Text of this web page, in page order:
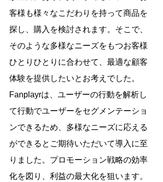
客様も様々なこだわりを持って商品を
探し、購入を検討されます。そこで、
そのような多様なニーズをもつお客様
ひとりひとりに合わせて、最適な顧客
体験を提供したいとお考えでした。
Fanplayrは、ユーザーの行動を解析し
て行動でユーザーをセグメンテーショ
ンできるため、多様なニーズに応える
ができるとご期待いただいて導入に至
りました。プロモーション戦略の効率
化を図り、利益の最大化を狙います。